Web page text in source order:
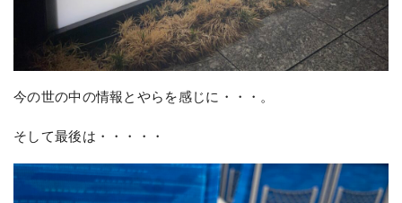
今の世の中の情報とやらを感じに・・・。
そして最後は・・・・・